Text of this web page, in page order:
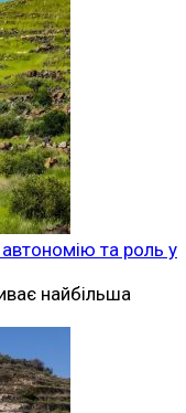
автономію та роль у
найбільша